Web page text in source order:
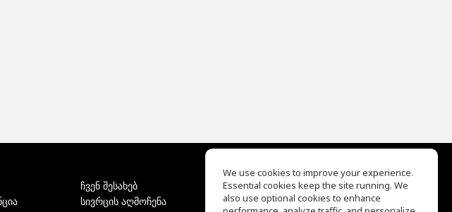
ჩვენ შესახებ
სივრცის აღმოჩენა
EQ Ear Training
Drum Machine
We use cookies to improve your experience.
Essential cookies keep the site running. We
also use optional cookies to enhance